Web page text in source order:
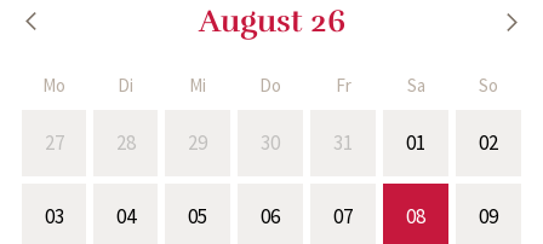
August 26
Mo Di Mi Do Fr Sa So
27 28 29 30 31 01 02
03 04 05 06 07 08 09